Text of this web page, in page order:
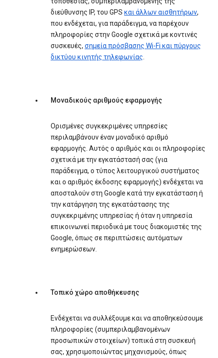
διεύθυνσης IP, του GPS και άλλων αισθητήρων,
που ενδέχεται, για παράδειγμα, να παρέχουν
πληροφορίες στην Google σχετικά με κοντινές
συσκευές, σημεία πρόσβασης Wi-Fi και πύργους
δικτύου κινητής τηλεφωνίας.
Μοναδικούς αριθμούς εφαρμογής
Ορισμένες συγκεκριμένες υπηρεσίες
περιλαμβάνουν έναν μοναδικό αριθμό
εφαρμογής. Αυτός ο αριθμός και οι πληροφορίες
σχετικά με την εγκατάστασή σας (για
παράδειγμα, ο τύπος λειτουργικού συστήματος
και ο αριθμός έκδοσης εφαρμογής) ενδέχεται να
αποσταλούν στη Google κατά την εγκατάσταση ή
την κατάργηση της εγκατάστασης της
συγκεκριμένης υπηρεσίας ή όταν η υπηρεσία
επικοινωνεί περιοδικά με τους διακομιστές της
Google, όπως σε περιπτώσεις αυτόματων
ενημερώσεων.
Τοπικό χώρο αποθήκευσης
Ενδέχεται να συλλέξουμε και να αποθηκεύσουμε
πληροφορίες (συμπεριλαμβανομένων
προσωπικών στοιχείων) τοπικά στη συσκευή
σας, χρησιμοποιώντας μηχανισμούς, όπως